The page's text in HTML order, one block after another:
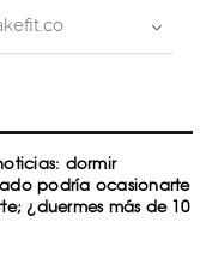
dormir
podría ocasionarte
¿duermes más de 10